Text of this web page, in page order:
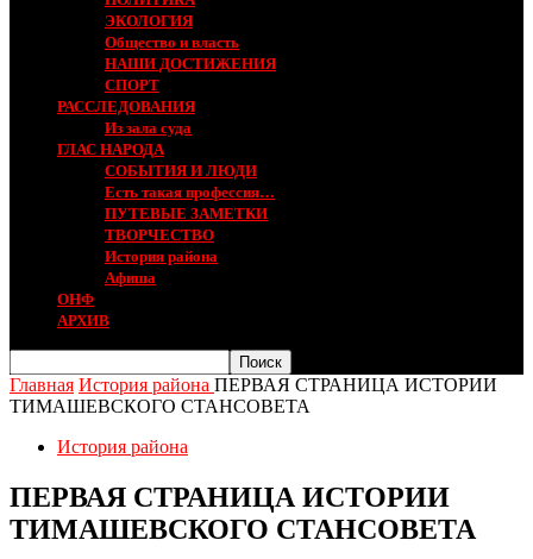
ЭКОЛОГИЯ
Общество и власть
НАШИ ДОСТИЖЕНИЯ
СПОРТ
РАССЛЕДОВАНИЯ
Из зала суда
ГЛАС НАРОДА
СОБЫТИЯ И ЛЮДИ
Есть такая профессия…
ПУТЕВЫЕ ЗАМЕТКИ
ТВОРЧЕСТВО
История района
Афиша
ОНФ
АРХИВ
Главная История района ПЕРВАЯ СТРАНИЦА ИСТОРИИ
ТИМАШЕВСКОГО СТАНСОВЕТА
История района
ПЕРВАЯ СТРАНИЦА ИСТОРИИ
ТИМАШЕВСКОГО СТАНСОВЕТА